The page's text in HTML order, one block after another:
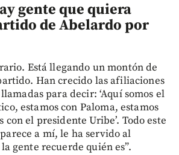
gente que quiera
de Abelardo por
Está llegando un montón de
Han crecido las afiliaciones
para decir: ‘Aquí somos el
estamos con Paloma, estamos
con el presidente Uribe’. Todo este
a mí, le ha servido al
gente recuerde quién es”.